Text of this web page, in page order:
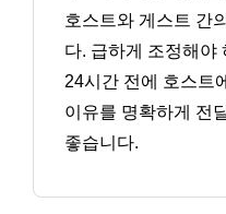
호스트와 게스트 간
다. 급하게 조정해야
24시간 전에 호스트
이유를 명확하게 전
좋습니다.